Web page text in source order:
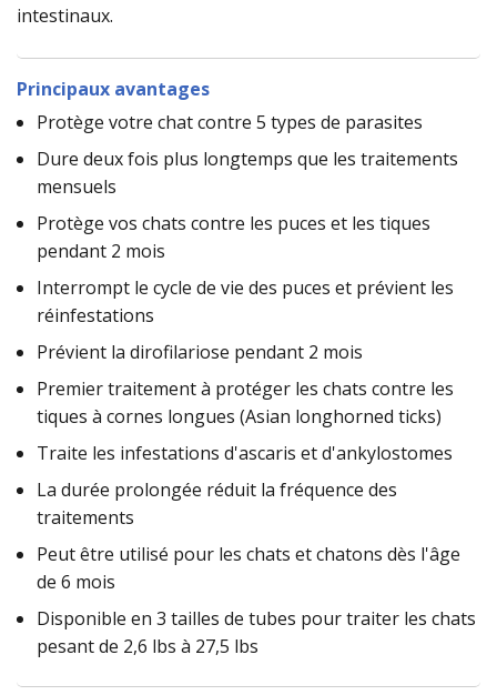
intestinaux.
Principaux avantages
Protège votre chat contre 5 types de parasites
Dure deux fois plus longtemps que les traitements
mensuels
Protège vos chats contre les puces et les tiques
pendant 2 mois
Interrompt le cycle de vie des puces et prévient les
réinfestations
Prévient la dirofilariose pendant 2 mois
Premier traitement à protéger les chats contre les
tiques à cornes longues (Asian longhorned ticks)
Traite les infestations d'ascaris et d'ankylostomes
La durée prolongée réduit la fréquence des
traitements
Peut être utilisé pour les chats et chatons dès l'âge
de 6 mois
Disponible en 3 tailles de tubes pour traiter les chats
pesant de 2,6 lbs à 27,5 lbs